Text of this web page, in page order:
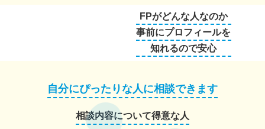
FPがどんな人なのか
事前にプロフィールを
知れるので安心
自分にぴったりな人に相談できます
相談内容について得意な人